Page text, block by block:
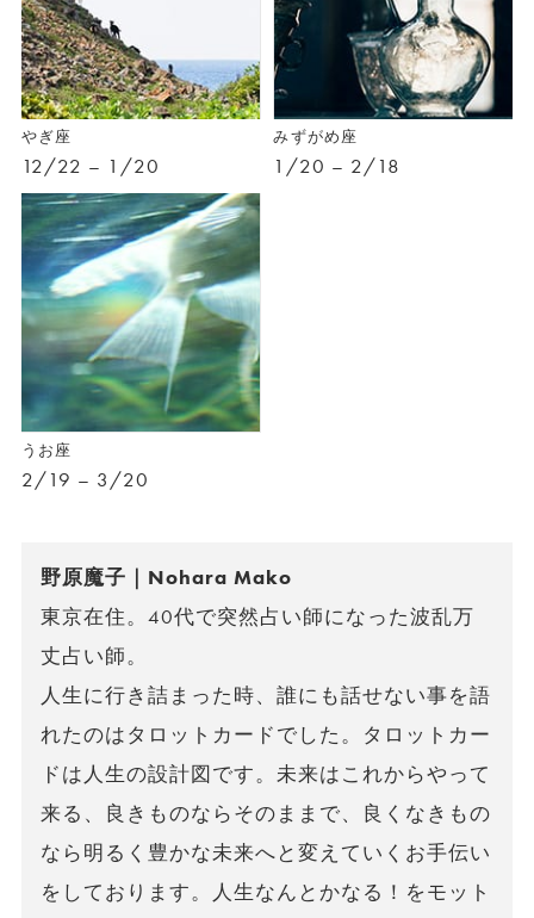
やぎ座
12/22 – 1/20
みずがめ座
1/20 – 2/18
うお座
2/19 – 3/20
野原魔子｜Nohara Mako
東京在住。40代で突然占い師になった波乱万
丈占い師。
人生に行き詰まった時、誰にも話せない事を語
れたのはタロットカードでした。タロットカー
ドは人生の設計図です。未来はこれからやって
来る、良きものならそのままで、良くなきもの
なら明るく豊かな未来へと変えていくお手伝い
をしております。人生なんとかなる！をモット